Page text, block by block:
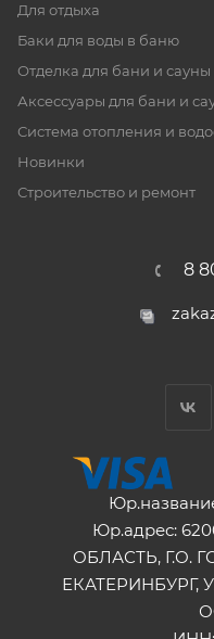
Для отдыха
Баки для воды в баню
Отделка для бани и сауны
Аксессуары для бани и
Система отопления и
Новинки
Строительство и ремонт
8
Юр.адрес:
ОБЛАСТЬ, Г.О.
ЕКАТЕРИНБУРГ,